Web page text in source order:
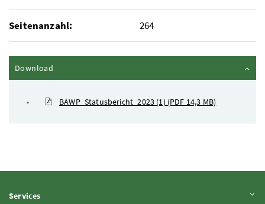
Seitenanzahl: 264
Download
BAWP_Statusbericht_2023 (1) (PDF 14,3 MB)
ServicesInhalt aufklappen